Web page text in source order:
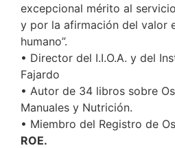
excepcional mérito al
y por la afirmación del valor
humano”.
• Director del I.I.O.A. y del
Fajardo
• Autor de 34 libros sobre
Manuales y Nutrición.
• Miembro del Registro de
ROE.